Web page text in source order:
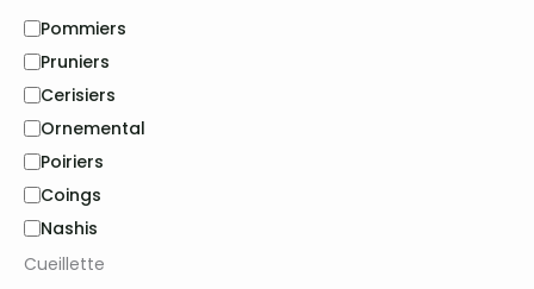
C
a
t
é
g
o
r
i
e
Pommiers
Pruniers
Cerisiers
Ornemental
Poiriers
Coings
Nashis
Cueillette